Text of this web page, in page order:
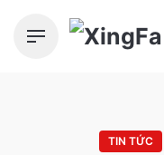
TIN TỨC